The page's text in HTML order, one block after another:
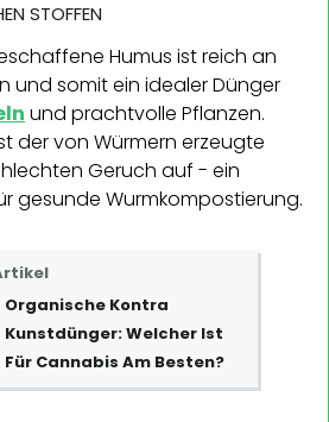
STOFFEN
Humus ist reich an
und somit ein idealer Dünger
und prachtvolle Pflanzen.
der von Würmern erzeugte
Geruch auf - ein
gesunde Wurmkompostierung.
Organische Kontra
Kunstdünger: Welcher Ist
Für Cannabis Am Besten?